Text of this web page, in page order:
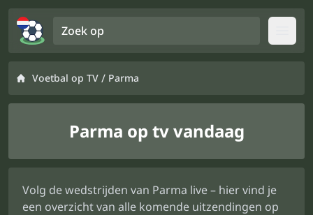
Voetbal op TV / Parma
Parma op tv vandaag
Volg de wedstrijden van Parma live – hier vind je
een overzicht van alle komende uitzendingen op